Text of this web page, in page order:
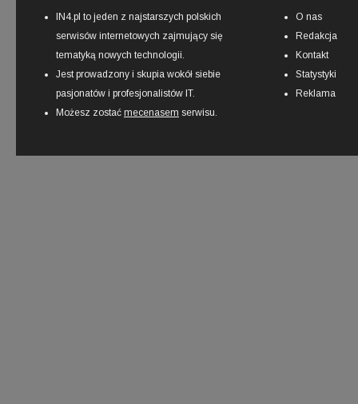
IN4.pl to jeden z najstarszych polskich
serwisów internetowych zajmujący się
tematyką nowych technologii.
Jest prowadzony i skupia wokół siebie
pasjonatów i profesjonalistów IT.
Możesz zostać mecenasem serwisu.
O nas
Redakcja
Kontakt
Statystyki
Reklama